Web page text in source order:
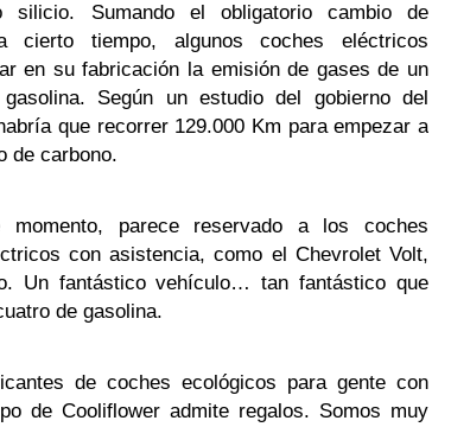
silicio. Sumando el obligatorio cambio de
cierto tiempo, algunos coches eléctricos
en su fabricación la emisión de gases de un
Según un estudio del gobierno del
que recorrer 129.000 Km para empezar a
de carbono.
parece reservado a los coches
con asistencia, como el Chevrolet Volt,
Un fantástico vehículo… tan fantástico que
de gasolina.
de coches ecológicos para gente con
de Cooliflower admite regalos. Somos muy